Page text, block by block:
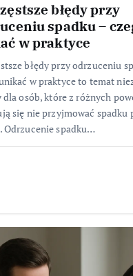
błędy przy
spadku –
w praktyce
błędy przy odrzuceniu
w praktyce to temat
osób, które z różnych
się nie przyjmować spadku
Odrzucenie spadku…